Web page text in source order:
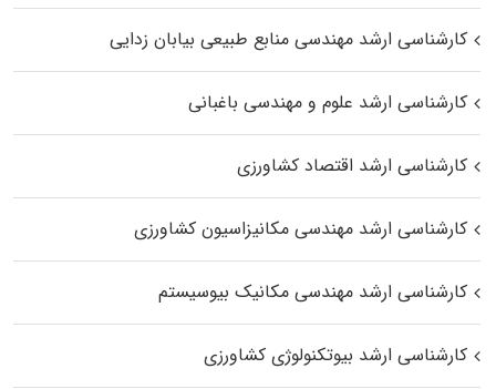
کارشناسی ارشد مهندسی منابع طبیعی بیابان زدایی
کارشناسی ارشد علوم و مهندسی باغبانی
کارشناسی ارشد اقتصاد کشاورزی
کارشناسی ارشد مهندسی مکانیزاسیون کشاورزی
کارشناسی ارشد مهندسی مکانیک بیوسیستم
کارشناسی ارشد بیوتکنولوژی کشاورزی